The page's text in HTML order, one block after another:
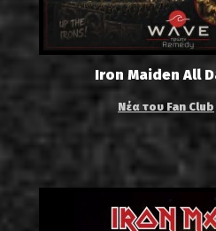
Iron Maiden All
Νέα του Fan Club